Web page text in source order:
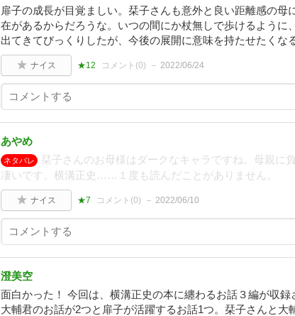
扉子の成長が目覚ましい。栞子さんも意外と良い距離感の母
在があるからだろうな。いつの間にか杖無しで歩けるように
出てきてびっくりしたが、今後の展開に意味を持たせたくな
ナイス ★12 コメント(0) 2022/06/24
あやめ
ネタバレ
栞子さんのお母様はダークなキャラですね。母親に
凄いです。横溝正史……１度も読んだことがありません。
ナイス ★7 コメント(0) 2022/06/10
澄美空
面白かった！ 今回は、横溝正史の本に纏わるお話３編が収録
大輔君のお話が2つと扉子が活躍するお話1つ。栞子さんと大